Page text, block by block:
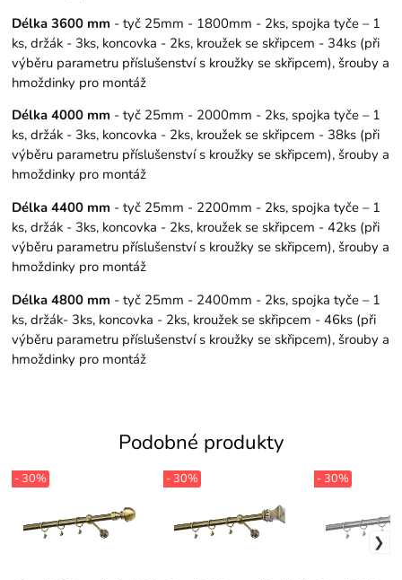
Délka 3600 mm - tyč 25mm - 1800mm - 2ks, spojka tyče – 1
ks, držák - 3ks, koncovka - 2ks, kroužek se skřipcem - 34ks (při
výběru parametru příslušenství s kroužky se skřipcem), šrouby a
hmoždinky pro montáž
Délka 4000 mm - tyč 25mm - 2000mm - 2ks, spojka tyče – 1
ks, držák - 3ks, koncovka - 2ks, kroužek se skřipcem - 38ks (při
výběru parametru příslušenství s kroužky se skřipcem), šrouby a
hmoždinky pro montáž
Délka 4400 mm - tyč 25mm - 2200mm - 2ks, spojka tyče – 1
ks, držák - 3ks, koncovka - 2ks, kroužek se skřipcem - 42ks (při
výběru parametru příslušenství s kroužky se skřipcem), šrouby a
hmoždinky pro montáž
Délka 4800 mm - tyč 25mm - 2400mm - 2ks, spojka tyče – 1
ks, držák- 3ks, koncovka - 2ks, kroužek se skřipcem - 46ks (při
výběru parametru příslušenství s kroužky se skřipcem), šrouby a
hmoždinky pro montáž
Podobné produkty
- 30% - 30% - 30%